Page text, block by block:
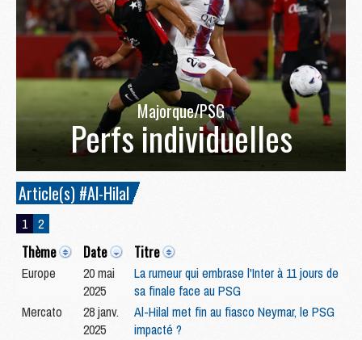
Majorque/PSG
Perfs individuelles
Article(s) #Al-Hilal
1 2
Thème Date Titre
Europe
20 mai
2025
La rumeur qui embrase l'Inter à 11 jours de
sa finale face au PSG
Mercato
28 janv.
2025
Al-Hilal met fin au fiasco Neymar, le PSG
impacté ?